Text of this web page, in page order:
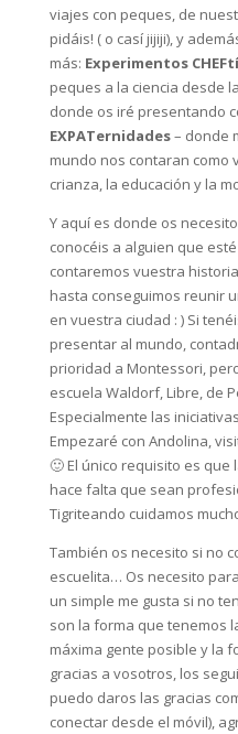
viajes con peques, de
pidáis! ( o casí jijiji), y
más: Experimentos
peques a la ciencia desde
donde os iré presentando
EXPATernidades– donde
mundo nos contaran como
crianza, la educación y la
Y aquí es donde os
conocéis a alguien que
contaremos vuestra
hasta conseguimos reunir
en vuestra ciudad : ) Si
presentar al mundo,
prioridad a Montessori,
escuela Waldorf, Libre, de
Especialmente las
Empezaré con Andolina,
🙂 El único requisito es
hace falta que sean
Tigriteando cuidamos
También os necesito si no
escuelita… Os necesito
un simple me gusta si no
son la forma que tenemos
máxima gente posible y la
gracias a vosotros, los
puedo daros las gracias
conectar desde el móvil),